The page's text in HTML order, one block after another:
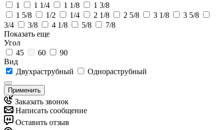
1
1 1/4 1 1/8
1 3/8
1 5/8
1/2 1/4 2 1/8 2 5/8 3 1/8
3 5/8
3/4
3/8 4 1/8 5/8
7/8
Показать еще
Угол
45
60
90
Вид
Двухраструбный
Однораструбный
Применить
Заказать звонок
Написать сообщение
Оставить отзыв